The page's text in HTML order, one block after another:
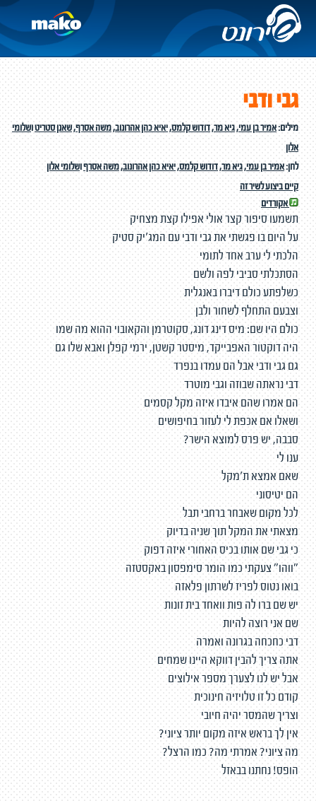
גבי ודבי
מילים:אמיר בן עמי,גיא מר,דודוש קלמס,יאיא כהן אהרונוב,משה אסרף,שאנן סטריטושלומי
אלון
לחן:אמיר בן עמי,גיא מר,דודוש קלמס,יאיא כהן אהרונוב,משה אסרףושלומי אלון
קיים ביצוע לשיר זה
אקורדים
תשמעו סיפור קצר אולי אפילו קצת מצחיק
על היום בו פגשתי את גבי ודבי עם המג'יק סטיק
הלכתי לי ערב אחד לתומי
הסתכלתי סביבי לפה ולשם
כשלפתע כולם דיברו באנגלית
וצבעם התחלף לשחור ולבן
כולם היו שם: מיס דינג דונג, סקוטרמן והקאובוי ההוא מה שמו
היה דוקטור האפבייקד, מיסטר קשטן, ירמי קפלן ואבא שלו גם
גם גבי ודבי אבל הם עמדו בנפרד
דבי נראתה שבוזה וגבי מוטרד
הם אמרו שהם איבדו איזה מקל קסמים
ושאלו אם אכפת לי לעזור בחיפושים
סבבה, יש פרס למוצא הישר?
ענו לי
שאם אמצא ת'מקל
הם יטיסוני
לכל מקום שאבחר ברחבי תבל
מצאתי את המקל תוך שניה בדיוק
כי גבי שם אותו בכיס האחורי איזה דפוק
"ווהו" צעקתי כמו הומר סימפסון באקסטזה
בואו נטוס לפריז לשרתון פלאזה
יש שם ברו לה פות וואחד בית זונות
שם אני רוצה להיות
דבי כחכחה בגרונה ואמרה
אתה צריך להבין דווקא היינו שמחים
אבל יש לנו לצערך מספר אילוצים
קודם כל זו טלויזיה חינוכית
וצריך שהמסר יהיה חיובי
אין לך בראש איזה מקום יותר ציוני?
מה ציוני? אמרתי מה? כמו הרצל?
הופס! נחתנו בבאזל